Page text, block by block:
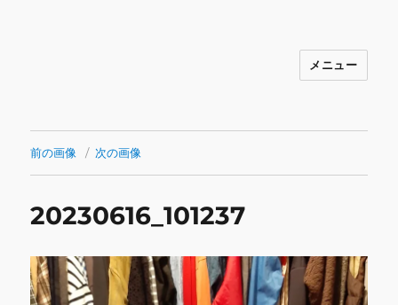
INNOCENCE ～日常に彩りを～ フ
物 etc販売 江戸川区瑞江
メニュー
前の画像 次の画像
20230616_101237